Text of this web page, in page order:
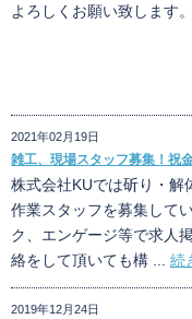
よろしくお願い致します
2021年02月19日
雑工、現場スタッフ募集！祝
株式会社KUでは斫り・解
作業スタッフを募集して
ク、エンゲージ等で求人
絡をして頂いても構 ... 続
2019年12月24日